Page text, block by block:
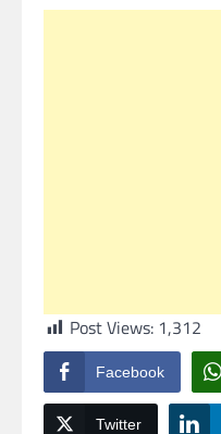
Post Views: 1,312
Facebook
Twitter